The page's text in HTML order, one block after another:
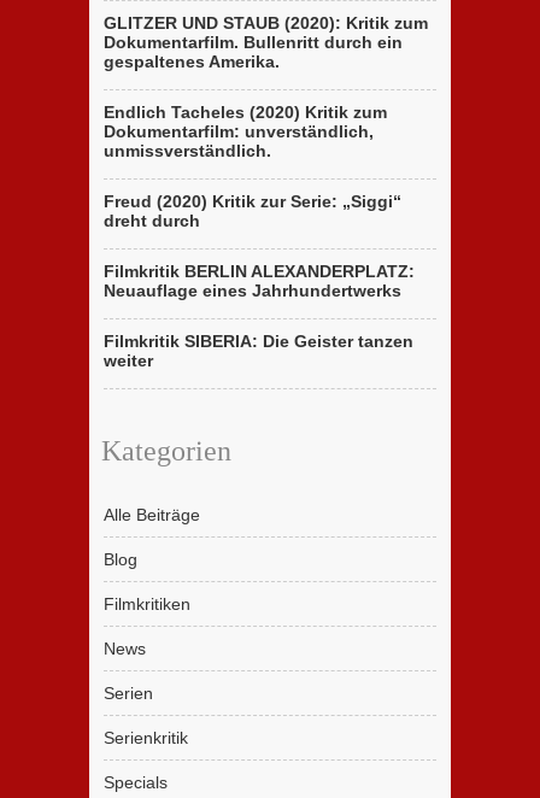
GLITZER UND STAUB (2020): Kritik zum
Dokumentarfilm. Bullenritt durch ein
gespaltenes Amerika.
Endlich Tacheles (2020) Kritik zum
Dokumentarfilm: unverständlich,
unmissverständlich.
Freud (2020) Kritik zur Serie: „Siggi“
dreht durch
Filmkritik BERLIN ALEXANDERPLATZ:
Neuauflage eines Jahrhundertwerks
Filmkritik SIBERIA: Die Geister tanzen
weiter
Kategorien
Alle Beiträge
Blog
Filmkritiken
News
Serien
Serienkritik
Specials